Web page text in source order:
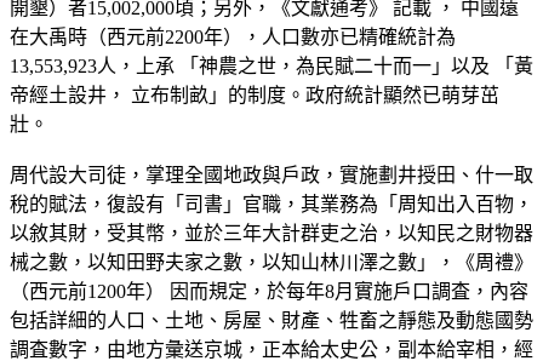
開墾）者15,002,000頃；另外，《文獻通考》 記載 ， 中國遠
在大禹時（西元前2200年），人口數亦已精確統計為
13,553,923人，上承 「神農之世，為民賦二十而一」以及 「黃
帝經土設井， 立布制畝」的制度。政府統計顯然已萌芽茁
壯。
周代設大司徒，掌理全國地政與戶政，實施劃井授田、什一取
稅的賦法，復設有「司書」官職，其業務為「周知出入百物，
以敘其財，受其幣，並於三年大計群吏之治，以知民之財物器
械之數，以知田野夫家之數，以知山林川澤之數」，《周禮》
（西元前1200年） 因而規定，於每年8月實施戶口調査，內容
包括詳細的人口、土地、房屋、財產、牲畜之靜態及動態國勢
調査數字，由地方彙送京城，正本給太史公，副本給宰相，經